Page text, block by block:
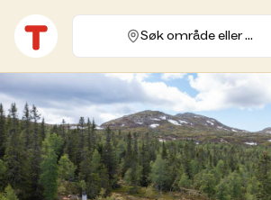
Søk område eller hytte